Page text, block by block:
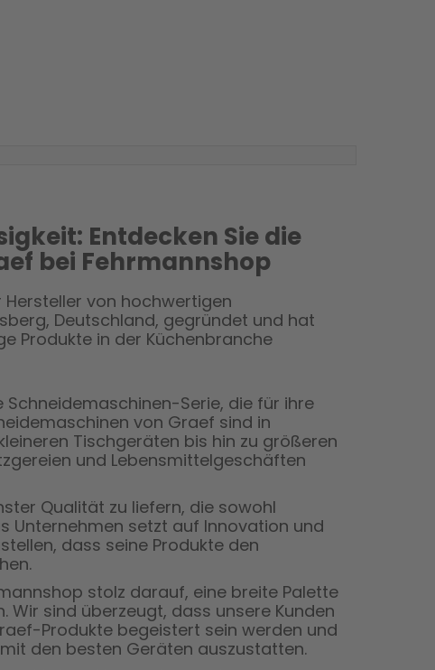
Entdecken Sie die
bei Fehrmannshop
von hochwertigen
Deutschland, gegründet und hat
Produkte in der Küchenbranche
Serie, die für ihre
von Graef sind in
Tischgeräten bis hin zu größeren
und Lebensmittelgeschäften
Qualität zu liefern, die sowohl
Unternehmen setzt auf Innovation und
dass seine Produkte den
stolz darauf, eine breite Palette
sind überzeugt, dass unsere Kunden
Produkte begeistert sein werden und
den besten Geräten auszustatten.